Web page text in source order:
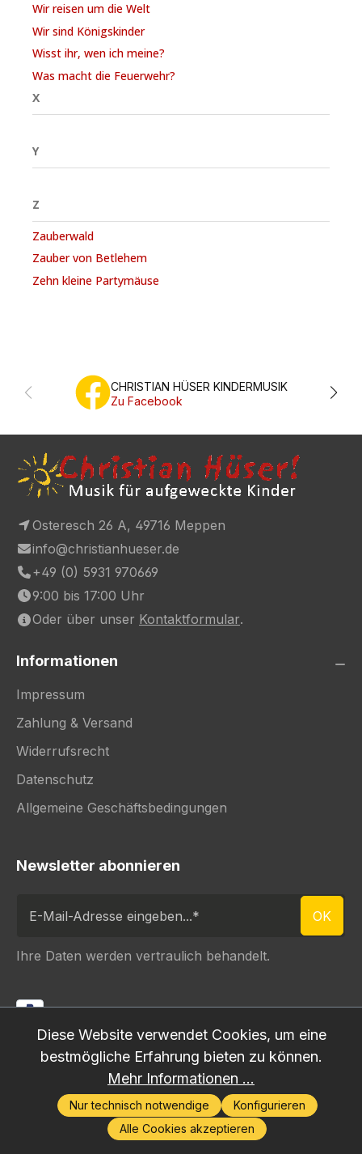
Wir reisen um die Welt
Wir sind Königskinder
Wisst ihr, wen ich meine?
Was macht die Feuerwehr?
X
Y
Z
Zauberwald
Zauber von Betlehem
Zehn kleine Partymäuse
CHRISTIAN HÜSER KINDERMUSIK
Zu Facebook
Osteresch 26 A, 49716 Meppen
info@christianhueser.de
+49 (0) 5931 970669
9:00 bis 17:00 Uhr
Oder über unser Kontaktformular.
Informationen
Impressum
Zahlung & Versand
Widerrufsrecht
Datenschutz
Allgemeine Geschäftsbedingungen
Newsletter abonnieren
OK
Ihre Daten werden vertraulich behandelt.
* Alle Preise inkl. gesetzl. Mehrwertsteuer zzgl.
, wenn nicht anders angegeben.
©Metro Light Theme&
LETHOST IT SOLUTIONS
Diese Website verwendet Cookies, um eine
bestmögliche Erfahrung bieten zu können.
Mehr Informationen ...
Nur technisch notwendige
Konfigurieren
Alle Cookies akzeptieren